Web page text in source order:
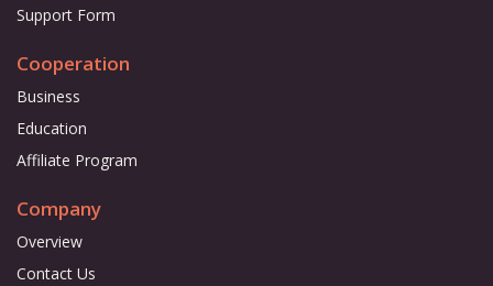
Support Form
Cooperation
Business
Education
Affiliate Program
Company
Overview
Contact Us